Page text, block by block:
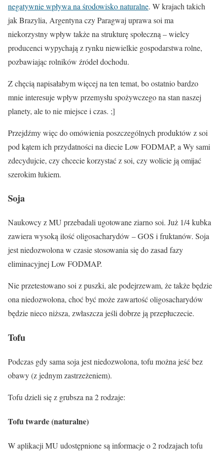
negatywnie wpływa na środowisko naturalne. W krajach takich
jak Brazylia, Argentyna czy Paragwaj uprawa soi ma
niekorzystny wpływ także na strukturę społeczną – wielcy
producenci wypychają z rynku niewielkie gospodarstwa rolne,
pozbawiając rolników źródeł dochodu.
Z chęcią napisałabym więcej na ten temat, bo ostatnio bardzo
mnie interesuje wpływ przemysłu spożywczego na stan naszej
planety, ale to nie miejsce i czas. ;]
Przejdźmy więc do omówienia poszczególnych produktów z soi
pod kątem ich przydatności na diecie Low FODMAP, a Wy sami
zdecydujcie, czy chcecie korzystać z soi, czy wolicie ją omijać
szerokim łukiem.
Soja
Naukowcy z MU przebadali ugotowane ziarno soi. Już 1/4 kubka
zawiera wysoką ilość oligosacharydów – GOS i fruktanów. Soja
jest niedozwolona w czasie stosowania się do zasad fazy
eliminacyjnej Low FODMAP.
Nie przetestowanosoi z puszki, ale podejrzewam, że także będzie
ona niedozwolona, choć być może zawartość oligosacharydów
będzie nieco niższa, zwłaszcza jeśli dobrze ją przepłuczecie.
Tofu
Podczas gdy sama soja jest niedozwolona, tofu można jeść bez
obawy (z jednym zastrzeżeniem).
Tofu dzieli się z grubsza na 2 rodzaje:
Tofu twarde (naturalne)
W aplikacji MU udostępnione są informacje o 2 rodzajach tofu